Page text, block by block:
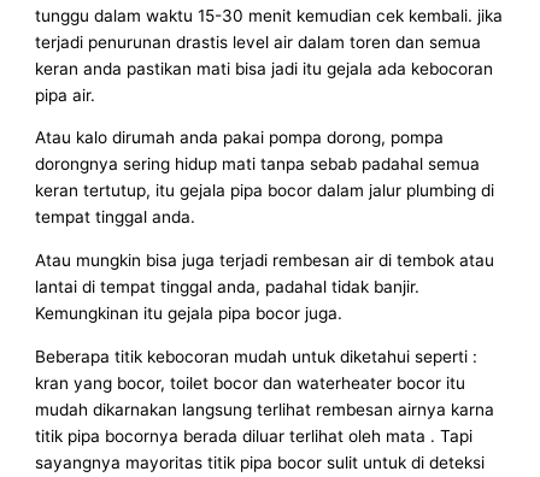
tunggu dalam waktu 15-30 menit kemudian cek kembali. jika
terjadi penurunan drastis level air dalam toren dan semua
keran anda pastikan mati bisa jadi itu gejala ada kebocoran
pipa air.
Atau kalo dirumah anda pakai pompa dorong, pompa
dorongnya sering hidup mati tanpa sebab padahal semua
keran tertutup, itu gejala pipa bocor dalam jalur plumbing di
tempat tinggal anda.
Atau mungkin bisa juga terjadi rembesan air di tembok atau
lantai di tempat tinggal anda, padahal tidak banjir.
Kemungkinan itu gejala pipa bocor juga.
Beberapa titik kebocoran mudah untuk diketahui seperti :
kran yang bocor, toilet bocor dan waterheater bocor itu
mudah dikarnakan langsung terlihat rembesan airnya karna
titik pipa bocornya berada diluar terlihat oleh mata . Tapi
sayangnya mayoritas titik pipa bocor sulit untuk di deteksi